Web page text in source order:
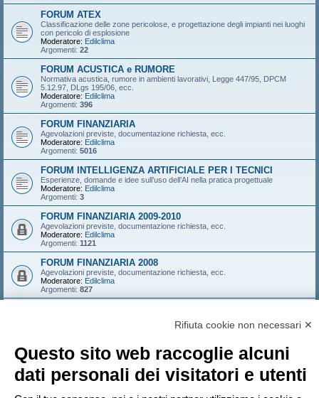
FORUM ATEX
Classificazione delle zone pericolose, e progettazione degli impianti nei luoghi
con pericolo di esplosione
Moderatore: Edilclima
Argomenti: 22
FORUM ACUSTICA e RUMORE
Normativa acustica, rumore in ambienti lavorativi, Legge 447/95, DPCM
5.12.97, DLgs 195/06, ecc.
Moderatore: Edilclima
Argomenti: 396
FORUM FINANZIARIA
Agevolazioni previste, documentazione richiesta, ecc.
Moderatore: Edilclima
Argomenti: 5016
FORUM INTELLIGENZA ARTIFICIALE PER I TECNICI
Esperienze, domande e idee sull’uso dell’AI nella pratica progettuale
Moderatore: Edilclima
Argomenti: 3
FORUM FINANZIARIA 2009-2010
Agevolazioni previste, documentazione richiesta, ecc.
Moderatore: Edilclima
Argomenti: 1121
FORUM FINANZIARIA 2008
Agevolazioni previste, documentazione richiesta, ecc.
Moderatore: Edilclima
Argomenti: 827
LOGIN
ISCRIVITI
Nome utente:
Rifiuta cookie non necessari ✕
Questo sito web raccoglie alcuni
dati personali dei visitatori e utenti